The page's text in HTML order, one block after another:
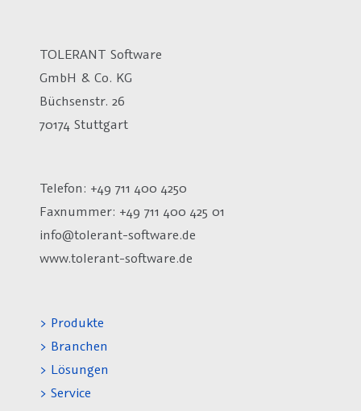
TOLERANT Software
GmbH & Co. KG
Büchsenstr. 26
70174 Stuttgart
Telefon: +49 711 400 4250
Faxnummer: +49 711 400 425 01
info@tolerant-software.de
www.tolerant-software.de
> Produkte
> Branchen
> Lösungen
> Service